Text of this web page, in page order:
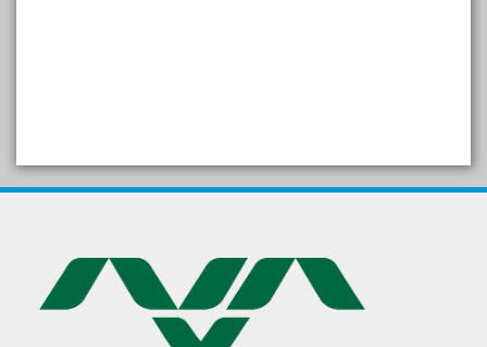
Arogya setu App information
in Gujarati
દેશી ગાય આધારિત પ્રાકૃતિક ખેતી